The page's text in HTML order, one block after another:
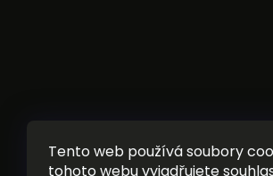
Tento web používá soubory
tohoto webu vyjadřujete